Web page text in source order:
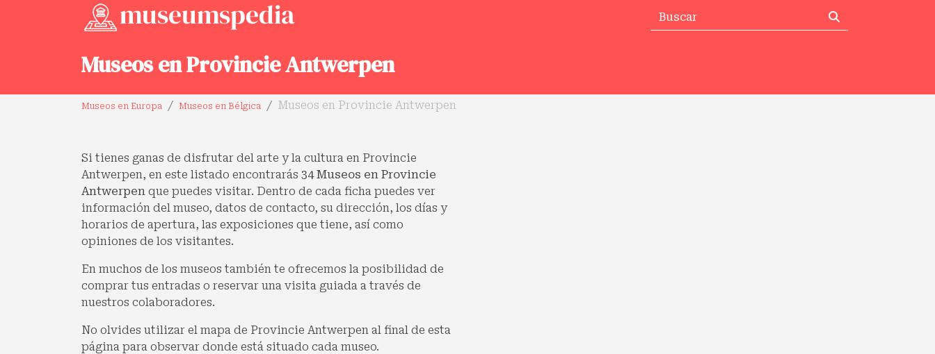
Museos en Provincie Antwerpen
Museos en Europa Museos en Bélgica Museos en Provincie Antwerpen
Si tienes ganas de disfrutar del arte y la cultura en Provincie
Antwerpen, en este listado encontrarás 34 Museos en Provincie
Antwerpen que puedes visitar. Dentro de cada ficha puedes ver
información del museo, datos de contacto, su dirección, los días y
horarios de apertura, las exposiciones que tiene, así como
opiniones de los visitantes.
En muchos de los museos también te ofrecemos la posibilidad de
comprar tus entradas o reservar una visita guiada a través de
nuestros colaboradores.
No olvides utilizar el mapa de Provincie Antwerpen al final de esta
página para observar donde está situado cada museo.